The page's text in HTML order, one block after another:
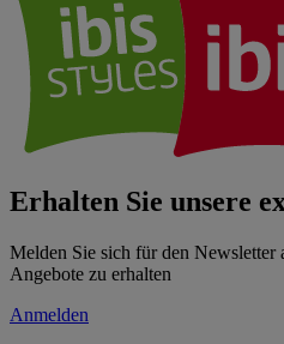
Erhalten Sie unsere
Melden Sie sich für den Newsletter
Angebote zu erhalten
Anmelden